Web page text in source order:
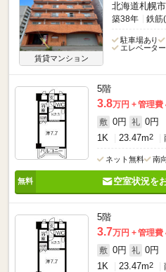
賃貸マンション
北海道札幌
築38年 鉄筋
駐車場あり
エレベーター
5階
3.8万円
管理費
敷 0円 礼 0円
1K
23.47m2
ネット無料 南
空室状況を
5階
3.7万円
管理費
敷 0円 礼 0円
1K
23.47m2